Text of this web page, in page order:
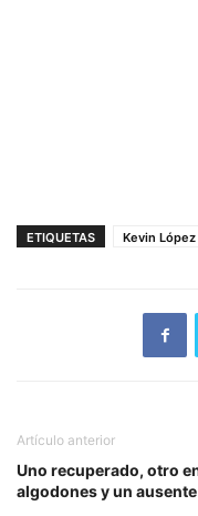
ETIQUETAS Kevin López
Artículo anterior
Uno recuperado, otro
algodones y un ausente